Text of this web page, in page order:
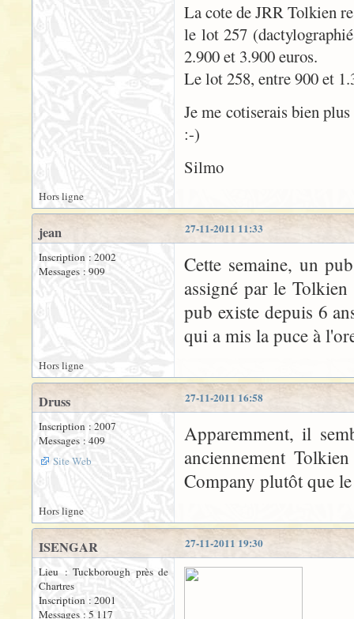
La cote de JRR Tolkien
le lot 257
2.900 et 3.900 euros.
Le lot 258, entre 900 et
Je me cotiserais bien
:-)
Silmo
Hors ligne
27-11-2011 11:33
jean
Inscription : 2002
Messages : 909
Cette semaine, un
assigné par le
pub existe depuis 6
qui a mis la puce à
Hors ligne
27-11-2011 16:58
Druss
Inscription : 2007
Messages : 409
Site Web
Apparemment, il
anciennement
Company plutôt que
Hors ligne
27-11-2011 19:30
ISENGAR
Lieu : Tuckborough près de
Chartres
Inscription : 2001
Messages : 5 117